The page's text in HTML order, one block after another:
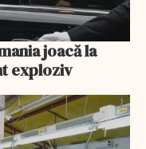
joacă la
exploziv